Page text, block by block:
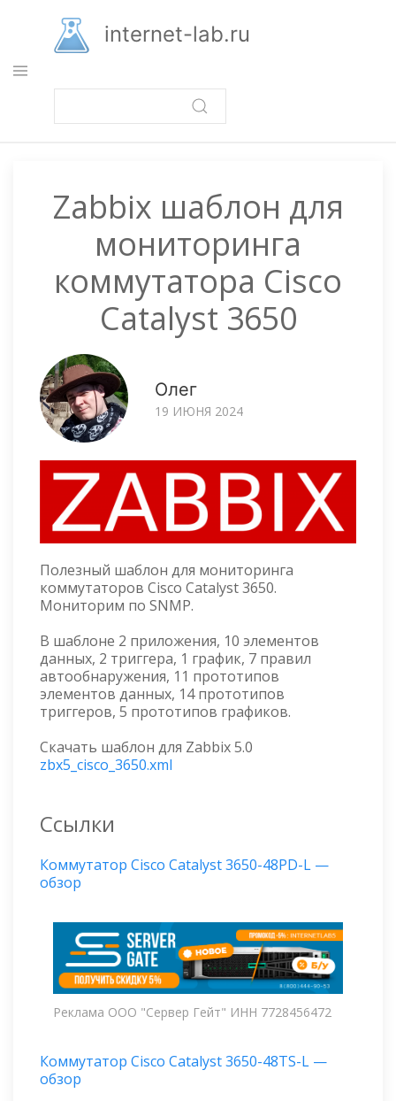
основному
содержанию
internet-lab.ru
Zabbix шаблон для
мониторинга
коммутатора Cisco
Catalyst 3650
Олег
19 ИЮНЯ 2024
Полезный шаблон для мониторинга
коммутаторов Cisco Catalyst 3650.
Мониторим по SNMP.
В шаблоне 2 приложения, 10 элементов
данных, 2 триггера, 1 график, 7 правил
автообнаружения, 11 прототипов
элементов данных, 14 прототипов
триггеров, 5 прототипов графиков.
Скачать шаблон для Zabbix 5.0
zbx5_cisco_3650.xml
Ссылки
Коммутатор Cisco Catalyst 3650-48PD-L —
обзор
Реклама ООО "Сервер Гейт" ИНН 7728456472
Коммутатор Cisco Catalyst 3650-48TS-L —
обзор